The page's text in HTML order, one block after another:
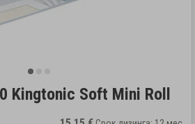
Kingtonic Soft Mini Roll